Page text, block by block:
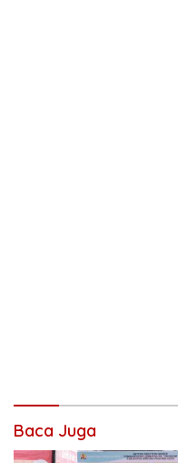
Baca Juga